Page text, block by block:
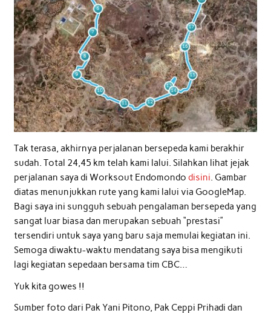
Tak terasa, akhirnya perjalanan bersepeda kami berakhir
sudah. Total 24,45 km telah kami lalui. Silahkan lihat jejak
perjalanan saya di Worksout Endomondo disini. Gambar
diatas menunjukkan rute yang kami lalui via GoogleMap.
Bagi saya ini sungguh sebuah pengalaman bersepeda yang
sangat luar biasa dan merupakan sebuah “prestasi”
tersendiri untuk saya yang baru saja memulai kegiatan ini.
Semoga diwaktu-waktu mendatang saya bisa mengikuti
lagi kegiatan sepedaan bersama tim CBC…
Yuk kita gowes !!
Sumber foto dari Pak Yani Pitono, Pak Ceppi Prihadi dan